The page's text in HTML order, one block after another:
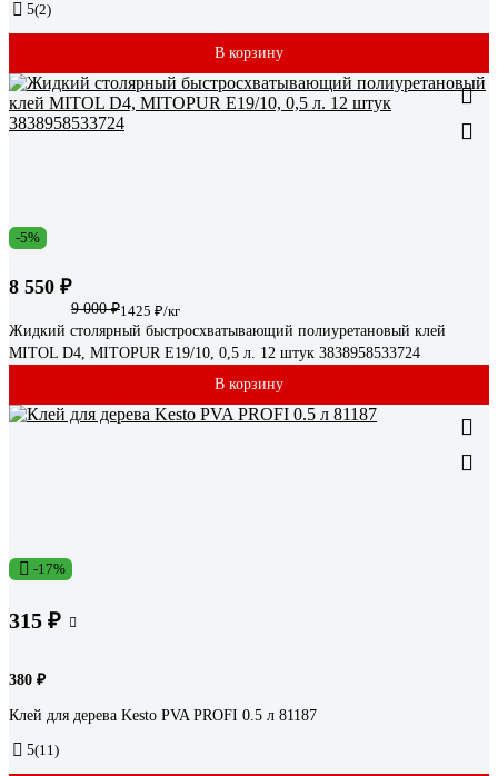
5(2)
В корзину
-5%
8 550 ₽
9 000 ₽1425 ₽/кг
Жидкий столярный быстросхватывающий полиуретановый клей
MITOL D4, MITOPUR E19/10, 0,5 л. 12 штук 3838958533724
В корзину
-17%
315 ₽
380 ₽
Клей для дерева Kesto PVA PROFI 0.5 л 81187
5(11)